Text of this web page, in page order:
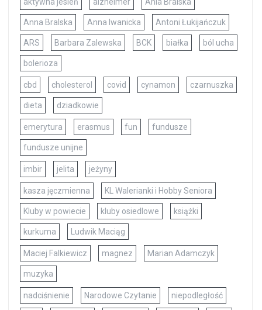
aktywna jesień alzheimer Ania Bralska
Anna Bralska Anna Iwanicka Antoni Łukijańczuk
ARS Barbara Zalewska BCK białka ból ucha
bolerioza
cbd cholesterol covid cynamon czarnuszka
dieta dziadkowie
emerytura erasmus fun fundusze
fundusze unijne
imbir jelita jeżyny
kasza jęczmienna KL Walerianki i Hobby Seniora
Kluby w powiecie kluby osiedlowe książki
kurkuma Ludwik Maciąg
Maciej Falkiewicz magnez Marian Adamczyk
muzyka
nadciśnienie Narodowe Czytanie niepodległość